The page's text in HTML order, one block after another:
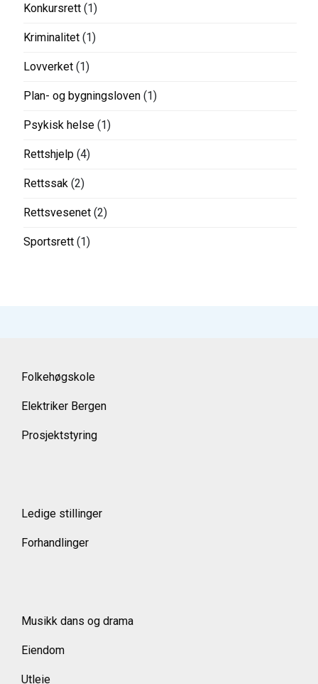
Konkursrett (1)
Kriminalitet (1)
Lovverket (1)
Plan- og bygningsloven (1)
Psykisk helse (1)
Rettshjelp (4)
Rettssak (2)
Rettsvesenet (2)
Sportsrett (1)
Folkehøgskole
Elektriker Bergen
Prosjektstyring
Ledige stillinger
Forhandlinger
Musikk dans og drama
Eiendom
Utleie